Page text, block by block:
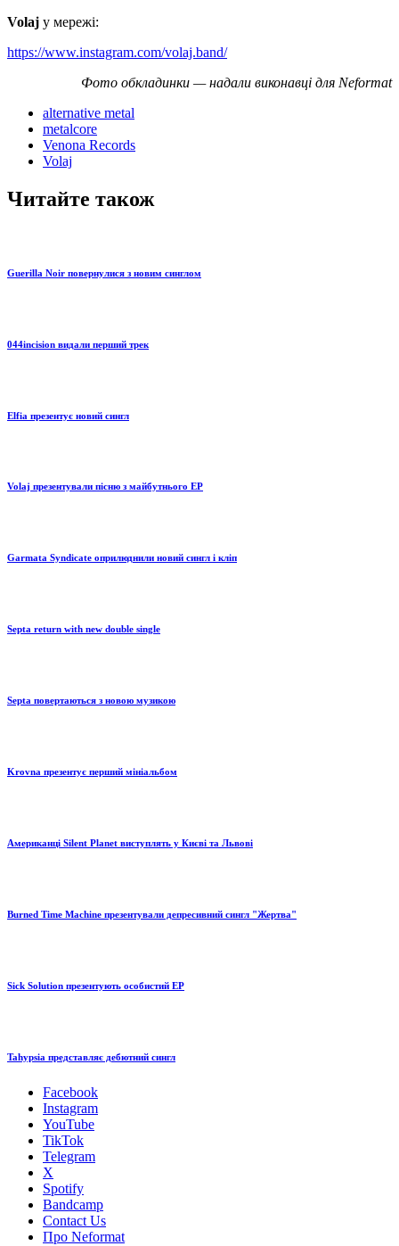
Volaj у мережі:
https://www.instagram.com/volaj.band/
Фото обкладинки — надали виконавці для Neformat
alternative metal
metalcore
Venona Records
Volaj
Читайте також
Guerilla Noir повернулися з новим синглом
044incision видали перший трек
Elfia презентує новий сингл
Volaj презентували пісню з майбутнього EP
Garmata Syndicate оприлюднили новий сингл і кліп
Septa return with new double single
Septa повертаються з новою музикою
Krovna презентує перший мініальбом
Американці Silent Planet виступлять у Києві та Львові
Burned Time Machine презентували депресивний сингл "Жертва"
Sick Solution презентують особистий EP
Tahypsia представляє дебютний сингл
Facebook
Instagram
YouTube
TikTok
Telegram
X
Spotify
Bandcamp
Contact Us
Про Neformat